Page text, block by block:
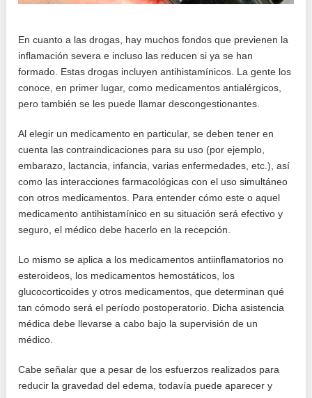
En cuanto a las drogas, hay muchos fondos que previenen la
inflamación severa e incluso las reducen si ya se han
formado. Estas drogas incluyen antihistamínicos. La gente los
conoce, en primer lugar, como medicamentos antialérgicos,
pero también se les puede llamar descongestionantes.
Al elegir un medicamento en particular, se deben tener en
cuenta las contraindicaciones para su uso (por ejemplo,
embarazo, lactancia, infancia, varias enfermedades, etc.), así
como las interacciones farmacológicas con el uso simultáneo
con otros medicamentos. Para entender cómo este o aquel
medicamento antihistamínico en su situación será efectivo y
seguro, el médico debe hacerlo en la recepción.
Lo mismo se aplica a los medicamentos antiinflamatorios no
esteroideos, los medicamentos hemostáticos, los
glucocorticoides y otros medicamentos, que determinan qué
tan cómodo será el período postoperatorio. Dicha asistencia
médica debe llevarse a cabo bajo la supervisión de un
médico.
Cabe señalar que a pesar de los esfuerzos realizados para
reducir la gravedad del edema, todavía puede aparecer y